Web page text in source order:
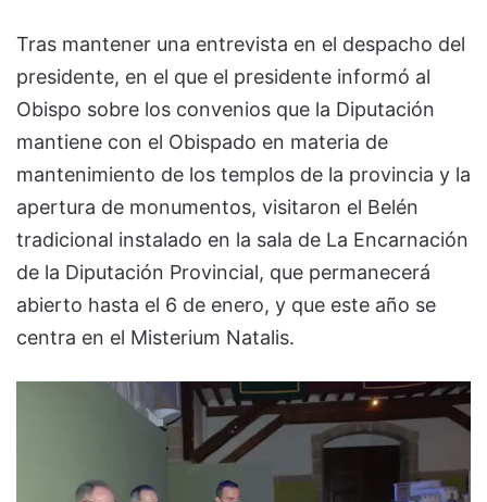
Tras mantener una entrevista en el despacho del
presidente, en el que el presidente informó al
Obispo sobre los convenios que la Diputación
mantiene con el Obispado en materia de
mantenimiento de los templos de la provincia y la
apertura de monumentos, visitaron el Belén
tradicional instalado en la sala de La Encarnación
de la Diputación Provincial, que permanecerá
abierto hasta el 6 de enero, y que este año se
centra en el Misterium Natalis.